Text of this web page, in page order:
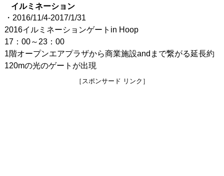
イルミネーション
・2016/11/4-2017/1/31
2016イルミネーションゲートin Hoop
17：00～23：00
1階オープンエアプラザから商業施設andまで繋がる延長約
120mの光のゲートが出現
［スポンサード リンク］